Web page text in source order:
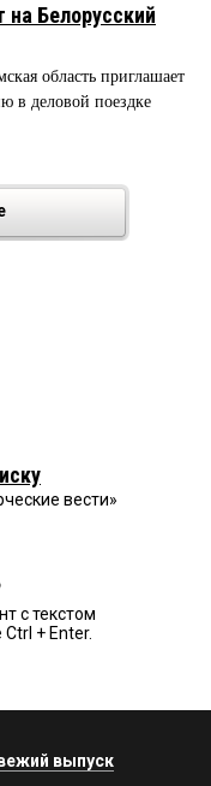
Белорусский
область приглашает
в деловой поездке
вести»
с текстом
+ Enter.
выпуск